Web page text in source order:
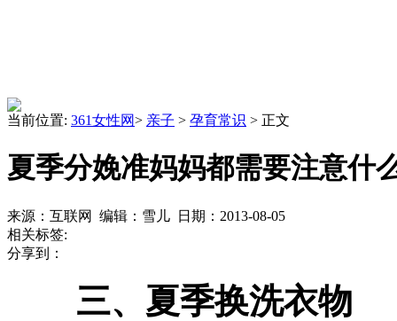
当前位置: 361女性网> 亲子 > 孕育常识 > 正文
夏季分娩准妈妈都需要注意什
来源：互联网 编辑：雪儿 日期：2013-08-05
相关标签:
分享到：
三、夏季换洗衣物